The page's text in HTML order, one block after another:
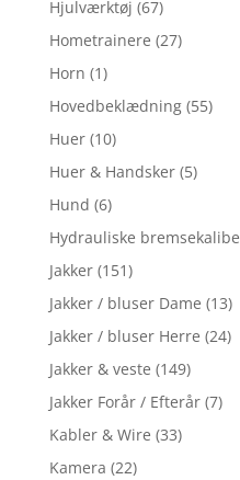
Hjulværktøj (67)
Hometrainere (27)
Horn (1)
Hovedbeklædning (55)
Huer (10)
Huer & Handsker (5)
Hund (6)
Hydrauliske
Jakker (151)
Jakker / bluser Dame (13)
Jakker / bluser Herre (24)
Jakker & veste (149)
Jakker Forår / Efterår (7)
Kabler & Wire (33)
Kamera (22)